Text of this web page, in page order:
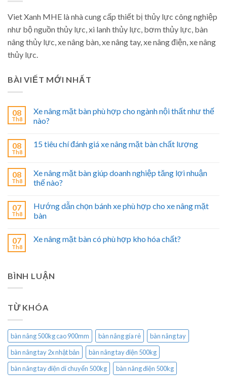
Viet Xanh MHE là nhà cung cấp thiết bị thủy lực công nghiệp
như bộ nguồn thủy lực, xi lanh thủy lực, bơm thủy lực, bàn
nâng thủy lực, xe nâng bàn, xe nâng tay, xe nâng điện, xe nâng
thủy lực.
BÀI VIẾT MỚI NHẤT
08
Th8
Xe nâng mặt bàn phù hợp cho ngành nội thất như thế
nào?
08
Th8
15 tiêu chí đánh giá xe nâng mặt bàn chất lượng
08
Th8
Xe nâng mặt bàn giúp doanh nghiệp tăng lợi nhuận
thế nào?
07
Th8
Hướng dẫn chọn bánh xe phù hợp cho xe nâng mặt
bàn
07
Th8
Xe nâng mặt bàn có phù hợp kho hóa chất?
BÌNH LUẬN
TỪ KHÓA
bàn nâng 500kg cao 900mm bàn nâng gía rẻ
bàn nâng tay
bàn nâng tay 2x nhật bản
bàn nâng tay điện 500kg
bàn nâng tay điện di chuyển 500kg
bàn nâng điện 500kg